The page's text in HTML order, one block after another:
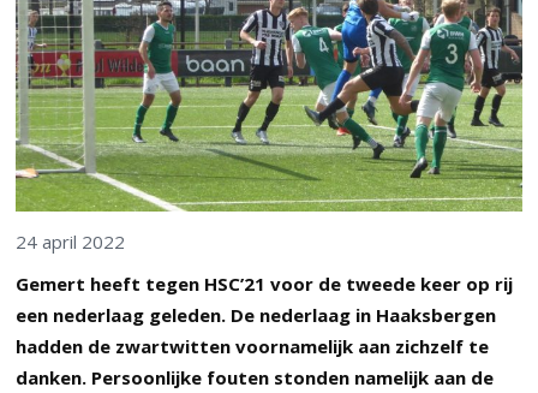
24 april 2022
Gemert heeft tegen HSC’21 voor de tweede keer op rij
een nederlaag geleden. De nederlaag in Haaksbergen
hadden de zwartwitten voornamelijk aan zichzelf te
danken. Persoonlijke fouten stonden namelijk aan de